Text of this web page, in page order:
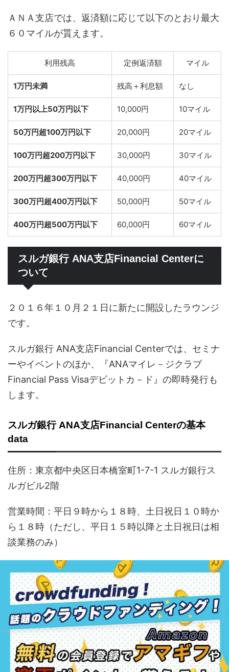
ＡＮＡ支店では、返済額に応じて以下のとおり最大
６０マイルが貰えます。
利用残高 定例返済額 マイル
1万円未満 残高＋利息額 なし
1万円以上50万円以下 10,000円 10マイル
50万円超100万円以下 20,000円 20マイル
100万円超200万円以下 30,000円 30マイル
200万円超300万円以下 40,000円 40マイル
300万円超400万円以下 50,000円 50マイル
400万円超500万円以下 60,000円 60マイル
スルガ銀行 ANA支店Financial Centerに
ついて
２０１６年１０月２１日に新たに開設したラウンジ
です。
スルガ銀行 ANA支店Financial Centerでは、セミナ
ーやイベントのほか、『ANAマイレ－ジクラブ
Financial Pass Visaデビットカ－ド』の即時発行も
します。
スルガ銀行 ANA支店Financial Centerの基本
data
住所：東京都中央区日本橋室町1-7-1 スルガ銀行ス
ルガビル2階
営業時間：平日９時から１８時、土日祝日１０時か
ら１８時（ただし、平日１５時以降と土日祝日は相
談業務のみ）